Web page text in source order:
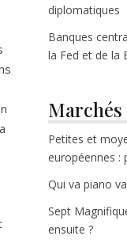
diplomatiques
Banques
la Fed et de la
Petites et
européennes :
Qui va piano
Sept
ensuite ?